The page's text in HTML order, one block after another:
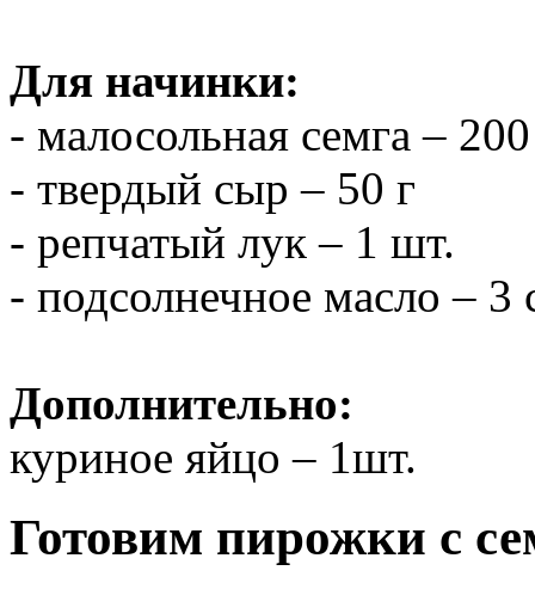
Для начинки:
- малосольная семга –
- твердый сыр – 50 г
- репчатый лук – 1 шт.
- подсолнечное масло – 3
Дополнительно:
куриное яйцо – 1шт.
Готовим пирожки с